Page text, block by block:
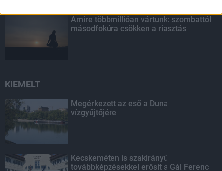
Amire többmillióan vártunk: szombattól
másodfokúra csökken a riasztás
KIEMELT
Megérkezett az eső a Duna
vízgyűjtőjére
Kecskeméten is szakirányú
továbbképzésekkel erősít a Gál Ferenc